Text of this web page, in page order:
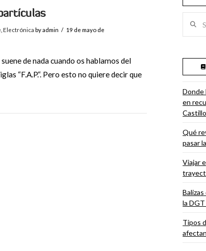
Electrónica by admin
19 de mayo de
de nada cuando os hablamos del
“F.A.P.“. Pero esto no quiere decir que
Donde
en
Qué
pasar
Viajar
la
Tipos